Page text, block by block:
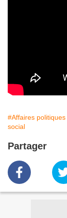
#Affaires politiques
social
Partager